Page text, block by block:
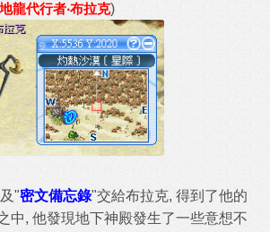
地龍代行者‧布拉克)
"密文備忘錄"交給布拉克, 得到了他的
中, 他發現地下神殿發生了一些意想不